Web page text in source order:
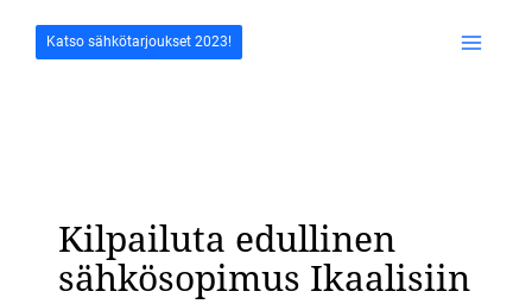
sisältöönKatso sähkötarjoukset 2023!
Kilpailuta edullinen
sähkösopimus Ikaalisiin